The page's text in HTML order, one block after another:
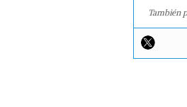
También